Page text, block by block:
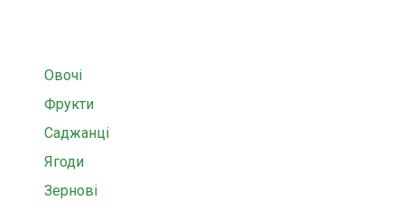
Овочі
Фрукти
Саджанці
Ягоди
Зернові